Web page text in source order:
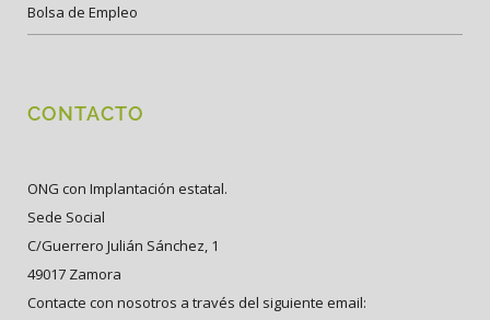
Bolsa de Empleo
CONTACTO
ONG con Implantación estatal.
Sede Social
C/Guerrero Julián Sánchez, 1
49017 Zamora
Contacte con nosotros a través del siguiente email: